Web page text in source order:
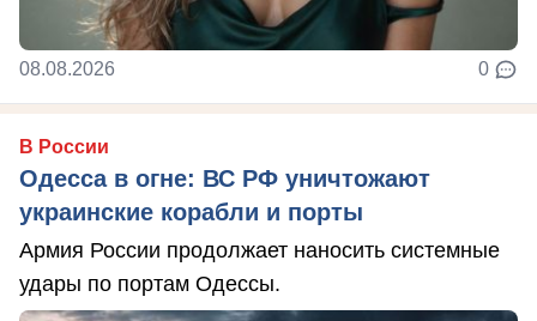
08.08.2026 0
В России
Одесса в огне: ВС РФ уничтожают
украинские корабли и порты
Армия России продолжает наносить системные
удары по портам Одессы.